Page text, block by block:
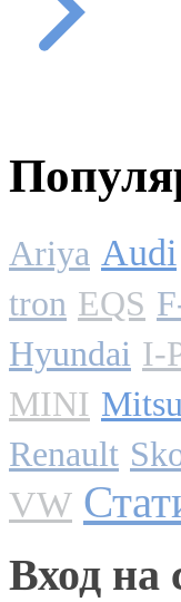
Ariya Audi
tron EQS
Hyundai I-
MINI
Renault
VW
Вход на